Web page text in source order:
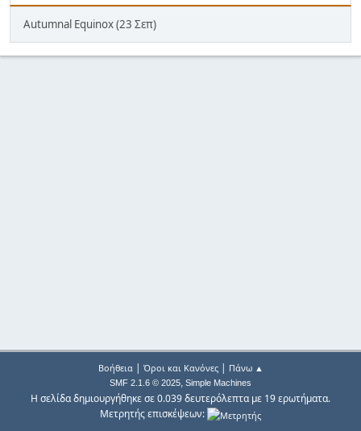
Autumnal Equinox (23 Σεπ)
Βοήθεια| Όροι και Κανόνες| Πάνω ▲
SMF 2.1.6 © 2025, Simple Machines
Η σελίδα δημιουργήθηκε σε 0.039 δευτερόλεπτα με 19 ερωτήματα.
Μετρητής επισκέψεων: